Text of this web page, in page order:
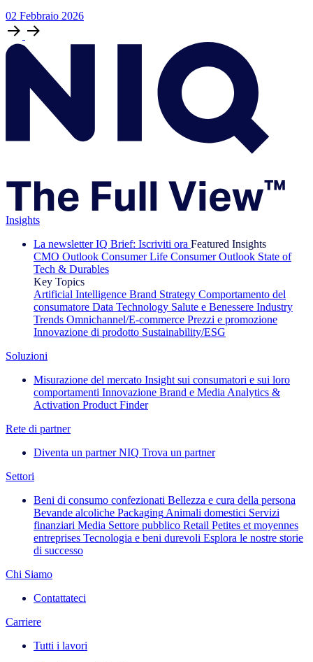
02 Febbraio 2026
Insights
La newsletter IQ Brief: Iscriviti ora Featured Insights
CMO Outlook Consumer Life Consumer Outlook State of
Tech & Durables
Key Topics
Artificial Intelligence Brand Strategy Comportamento del
consumatore Data Technology Salute e Benessere Industry
Trends Omnichannel/E-commerce Prezzi e promozione
Innovazione di prodotto Sustainability/ESG
Soluzioni
Misurazione del mercato Insight sui consumatori e sui loro
comportamenti Innovazione Brand e Media Analytics &
Activation Product Finder
Rete di partner
Diventa un partner NIQ Trova un partner
Settori
Beni di consumo confezionati Bellezza e cura della persona
Bevande alcoliche Packaging Animali domestici Servizi
finanziari Media Settore pubblico Retail Petites et moyennes
entreprises Tecnologia e beni durevoli Esplora le nostre storie
di successo
Chi Siamo
Contattateci
Carriere
Tutti i lavori